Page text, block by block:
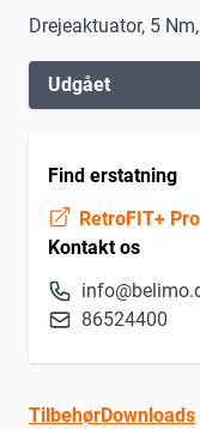
Drejeaktuator, 5
Udgået
Find erstatning
RetroFIT+
Kontakt os
86524400
TilbehørDownloads